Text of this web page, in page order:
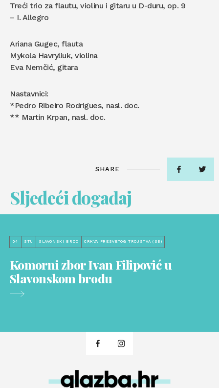
Treći trio za flautu, violinu i gitaru u D-duru, op. 9
– I. Allegro
Ariana Gugec, flauta
Mykola Havryliuk, violina
Eva Nemčić, gitara
Nastavnici:
*Pedro Ribeiro Rodrigues, nasl. doc.
** Martin Krpan, nasl. doc.
SHARE
Sljedeći događaj
04 STU SLAVONSKI BROD CRKVA PRESVETOG TROJSTVA (SB)
Komorni zbor Ivan Filipović u
Slavonskom brodu